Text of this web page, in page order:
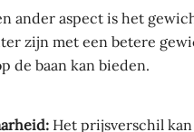
ander aspect is het
zijn met een betere
de baan kan bieden.
Het prijsverschil